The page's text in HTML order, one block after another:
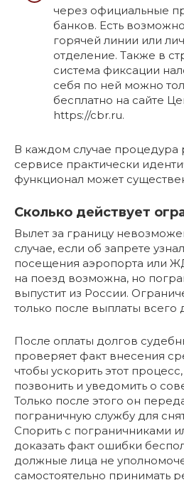
через официальные
банков. Есть
горячей линии или
отделение. Также в
система фиксации
себя по ней можно
бесплатно на сайте
https://cbr.ru.
В каждом случае процедура
сервисе практически
функционал может
Сколько действует
Вылет за границу
случае, если об запрете
посещения аэропорта или
на поезд возможна, но
выпустит из России.
только после выплаты всего
После оплаты долгов
проверяет факт внесения
чтобы ускорить этот
позвонить и уведомить о
Только после этого он
пограничную службу для
Спорить с пограничниками
доказать факт ошибки
должные лица не
самостоятельно принимать